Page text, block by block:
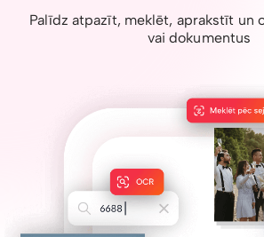
Palīdz atpazīt, meklēt, aprakstīt un
vai dokumentus